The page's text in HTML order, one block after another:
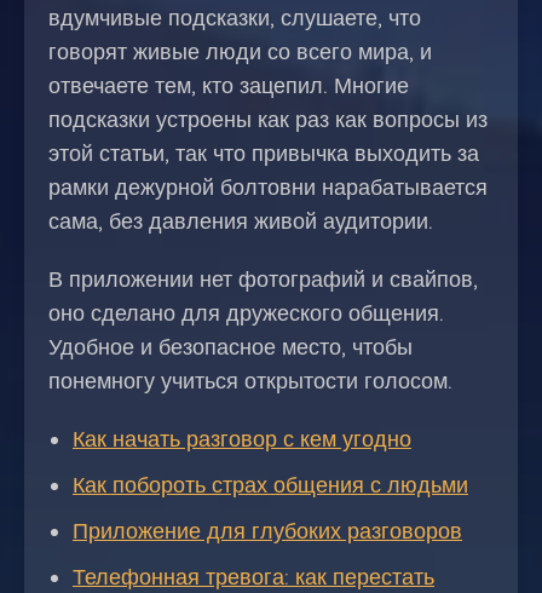
вдумчивые подсказки, слушаете, что
говорят живые люди со всего мира, и
отвечаете тем, кто зацепил. Многие
подсказки устроены как раз как вопросы из
этой статьи, так что привычка выходить за
рамки дежурной болтовни нарабатывается
сама, без давления живой аудитории.
В приложении нет фотографий и свайпов,
оно сделано для дружеского общения.
Удобное и безопасное место, чтобы
понемногу учиться открытости голосом.
Как начать разговор с кем угодно
Как побороть страх общения с людьми
Приложение для глубоких разговоров
Телефонная тревога: как перестать